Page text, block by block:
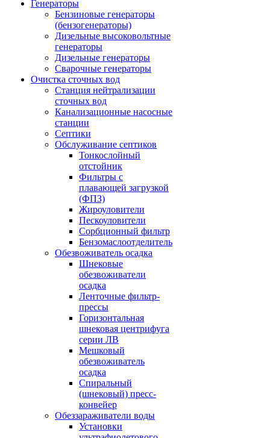
Генераторы
Бензиновые генераторы
(бензогенераторы)
Дизельные высоковольтные
генераторы
Дизельные генераторы
Сварочные генераторы
Очистка сточных вод
Станция нейтрализации
сточных вод
Канализационные насосные
станции
Септики
Обслуживание септиков
Тонкослойный
отстойник
Фильтры с
плавающей загрузкой
(ФПЗ)
Жироуловители
Пескоуловители
Сорбционный фильтр
Бензомаслоотделитель
Обезвоживатель осадка
Шнековые
обезвоживатели
осадка
Ленточные фильтр-
прессы
Горизонтальная
шнековая центрифуга
серии ЛВ
Мешковый
обезвоживатель
осадка
Спиральный
(шнековый) пресс-
конвейер
Обеззараживатели воды
Установки